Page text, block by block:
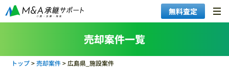
無料査定
売却案件一覧
トップ>売却案件> 広島県_施設案件